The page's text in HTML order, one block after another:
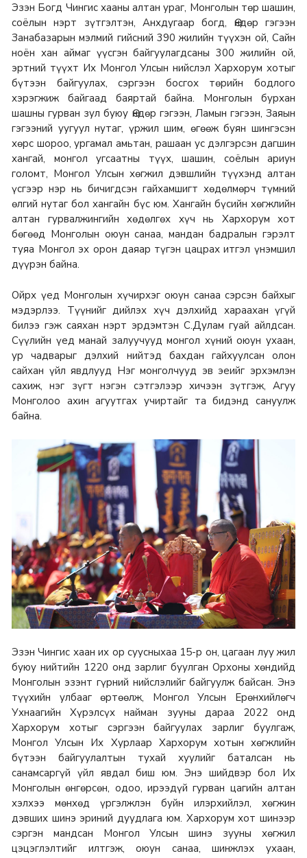
Эзэн Богд Чингис хааны алтан ураг, Монголын төр шашин,
соёлын нэрт зүтгэлтэн, Анхдугаар богд, Өндөр гэгээн
Занабазарын мэлмий гийсний 390 жилийн түүхэн ой, Сайн
ноён хан аймаг үүсгэн байгуулагдсаны 300 жилийн ой,
эртний түүхт Их Монгол Улсын нийслэл Хархорум хотыг
бүтээн байгуулах, сэргээн босгох төрийн бодлого
хэрэгжиж байгаад баяртай байна. Монголын бурхан
шашны гурван зул буюу Өндөр гэгээн, Ламын гэгээн, Заяын
гэгээний уугуул нутаг, үржил шим, өгөөж буян шингэсэн
хөрс шороо, ургамал амьтан, рашаан ус дэлгэрсэн дагшин
хангай, монгол угсаатны түүх, шашин, соёлын ариун
голомт, Монгол Улсын хөгжил дэвшлийн түүхэнд алтан
үсгээр нэр нь бичигдсэн гайхамшигт хөдөлмөрч түмний
өлгий нутаг бол хангайн бүс юм. Хангайн бүсийн хөгжлийн
алтан гурвалжингийн хөдөлгөх хүч нь Хархорум хот
бөгөөд Монголын оюун санаа, мандан бадралын гэрэлт
туяа Монгол эх орон даяар түгэн цацрах итгэл үнэмшил
дүүрэн байна.
Ойрх үед Монголын хүчирхэг оюун санаа сэрсэн байхыг
мэдэрлээ. Түүнийг дийлэх хүч дэлхийд хараахан үгүй
билээ гэж саяхан нэрт эрдэмтэн С.Дулам гуай айлдсан.
Сүүлийн үед манай залуучууд монгол хүний оюун ухаан,
ур чадварыг дэлхий нийтэд бахдан гайхуулсан олон
сайхан үйл явдлууд Нэг монголчууд эв эеийг эрхэмлэн
сахиж, нэг зүгт нэгэн сэтгэлээр хичээн зүтгэж, Агуу
Монголоо ахин агуутгах учиртайг та бидэнд сануулж
байна.
Эзэн Чингис хаан их ор суусныхаа 15-р он, цагаан луу жил
буюу нийтийн 1220 онд зарлиг буулган Орхоны хөндийд
Монголын эзэнт гүрний нийслэлийг байгуулж байсан. Энэ
түүхийн улбааг өртөөлж, Монгол Улсын Ерөнхийлөгч
Ухнаагийн Хүрэлсүх найман зууны дараа 2022 онд
Хархорум хотыг сэргээн байгуулах зарлиг буулгаж,
Монгол Улсын Их Хурлаар Хархорум хотын хөгжлийн
бүтээн байгуулалтын тухай хуулийг баталсан нь
санамсаргүй үйл явдал биш юм. Энэ шийдвэр бол Их
Монголын өнгөрсөн, одоо, ирээдүй гурван цагийн алтан
хэлхээ мөнхөд үргэлжлэн буйн илэрхийлэл, хөгжин
дэвших шинэ эриний дуудлага юм. Хархорум хот шинээр
сэргэн мандсан Монгол Улсын шинэ зууны хөгжил
цэцэглэлтийг илтгэж, оюун санаа, шинжлэх ухаан,